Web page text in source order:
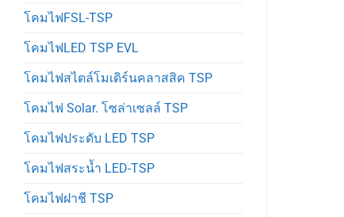
โคมไฟFSL-TSP
โคมไฟLED TSP EVL
โคมไฟสไตล์โมเดิร์นคลาสสิค TSP
โคมไฟ Solar. โซล่าเซลล์ TSP
โคมไฟประดับ LED TSP
โคมไฟสระน้ำ LED-TSP
โคมไฟฝาชี TSP